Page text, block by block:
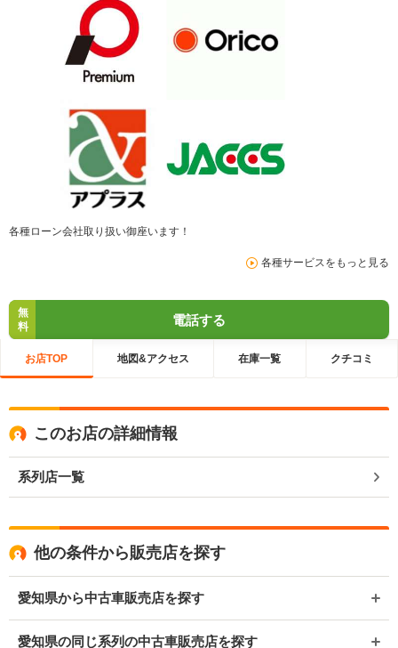
各種ローン会社取り扱い御座います！
各種サービスをもっと見る
無
料
電話する
お店TOP 地図&アクセス 在庫一覧 クチコミ
このお店の詳細情報
系列店一覧
他の条件から販売店を探す
愛知県から中古車販売店を探す
愛知県の同じ系列の中古車販売店を探す